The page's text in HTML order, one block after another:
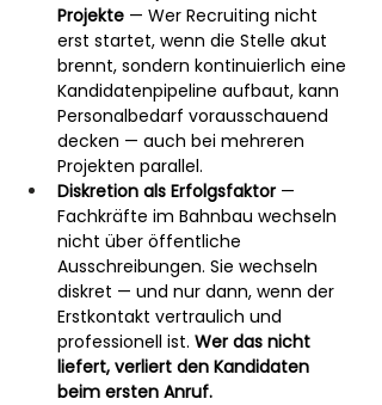
Projekte — Wer Recruiting nicht
erst startet, wenn die Stelle akut
brennt, sondern kontinuierlich eine
Kandidatenpipeline aufbaut, kann
Personalbedarf vorausschauend
decken — auch bei mehreren
Projekten parallel.
Diskretion als Erfolgsfaktor —
Fachkräfte im Bahnbau wechseln
nicht über öffentliche
Ausschreibungen. Sie wechseln
diskret — und nur dann, wenn der
Erstkontakt vertraulich und
professionell ist. Wer das nicht
liefert, verliert den Kandidaten
beim ersten Anruf.